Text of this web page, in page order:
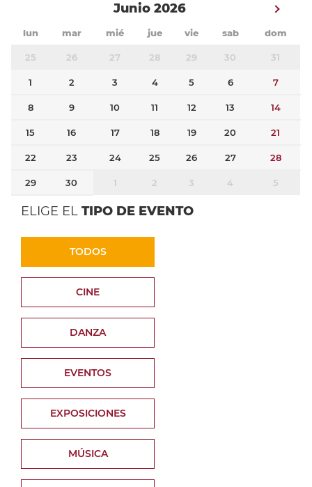
Junio 2026
lun mar mié jue vie sab dom
25 26 27 28 29 30 31
1 2 3 4 5 6 7
8 9 10 11 12 13 14
15 16 17 18 19 20 21
22 23 24 25 26 27 28
29 30 1 2 3 4 5
ELIGE EL TIPO DE EVENTO
TODOS
CINE
DANZA
EVENTOS
EXPOSICIONES
MÚSICA